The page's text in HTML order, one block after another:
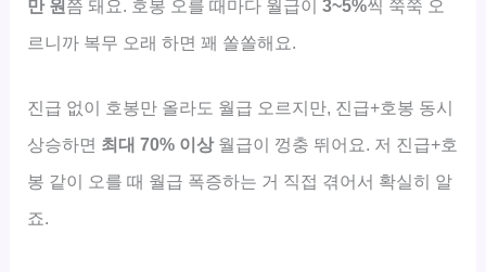
만 원쯤 돼요. 호봉 오를 때마다 월급이3~5%씩 쭉쭉 오
르니까 복무 오래 하면 꽤 쏠쏠해요.
진급 없이 호봉만 올라도 월급 오르지만, 진급+호봉 동시
상승하면 최대 70% 이상월급이 껑충 뛰어요. 저 진급+호
봉 같이 오를 때 월급 폭증하는 거 직접 겪어서 확실히 알
죠.